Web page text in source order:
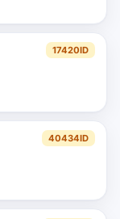
17420ID
40434ID